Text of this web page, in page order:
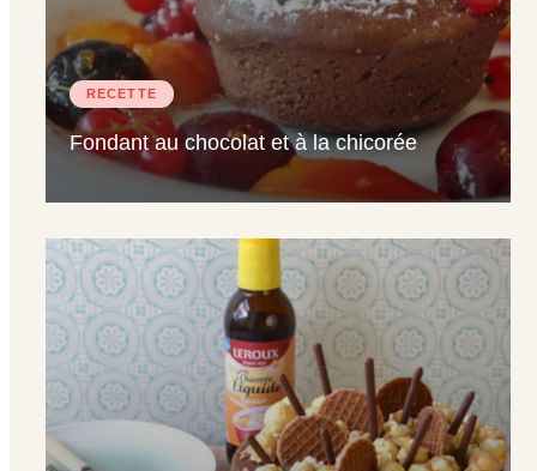
RECETTE
Fondant au chocolat et à la chicorée